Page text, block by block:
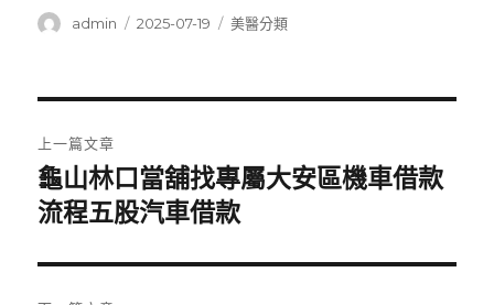
作
admin
發
2025-07-19
分
美醫分類
章
導
覽
上一篇文章
上
一
文
章:
龜山林口當舖找專屬大安區機車借款
流程五股汽車借款